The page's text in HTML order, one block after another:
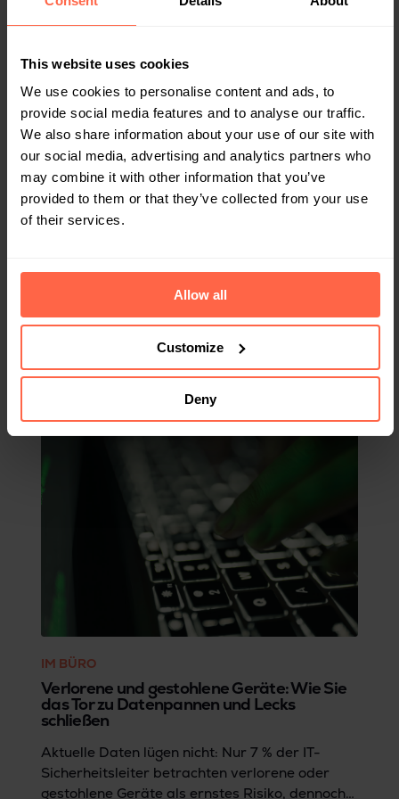
This website uses cookies
We use cookies to personalise content and ads, to
provide social media features and to analyse our traffic.
We also share information about your use of our site with
our social media, advertising and analytics partners who
may combine it with other information that you’ve
provided to them or that they’ve collected from your use
of their services.
Allow all
Customize
Deny
IM BÜRO
Paketmanagement während der
Feiertage: 5 Tipps zur Verhinderung von
Paketbetrug
Mit der bevorstehenden Feiertagssaison
Doch das traditionelle Paketmanagement an
sicherste Lösung und birgt oft erhebliche
Sicherheitsrisiken.
IM BÜRO
Verlorene und gestohlene Geräte: Wie Sie
das Tor zu Datenpannen und Lecks
schließen
Aktuelle Daten lügen nicht: Nur 7 % der IT-
Sicherheitsleiter betrachten verlorene oder
gestohlene Geräte als ernstes Risiko, dennoch